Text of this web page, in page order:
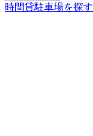
時間貸駐車場を探す